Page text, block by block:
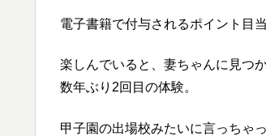
電子書籍で付与されるポイント目
楽しんでいると、妻ちゃんに見つ
数年ぶり2回目の体験。
甲子園の出場校みたいに言っちゃっ